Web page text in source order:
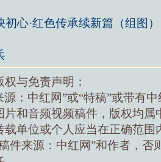
心·红色传承续新篇（组图）
与免责声明：
源：中红网”或“特稿”或带有
片和音频视频稿件，版权均属
载单位或个人应当在正确范围
件来源：中红网”和作者，否